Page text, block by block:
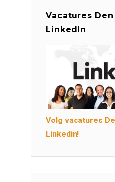
Vacatures
LinkedIn
Volg vacatures
Linkedin!